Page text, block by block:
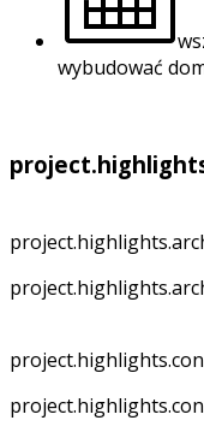
wybudować